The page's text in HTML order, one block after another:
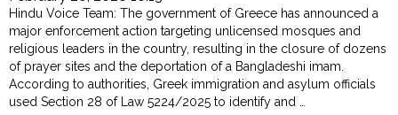
Love
Jihad
Opinion
Ghar
Hindu Voice Team: The government of Greece has announced a
major enforcement action targeting unlicensed mosques and
religious leaders in the country, resulting in the closure of dozens
of prayer sites and the deportation of a Bangladeshi imam.
According to authorities, Greek immigration and asylum officials
used Section 28 of Law 5224/2025 to identify and …